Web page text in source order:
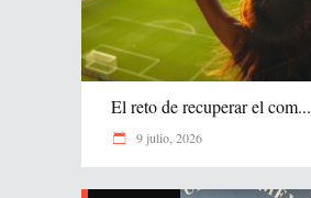
El reto de recuperar el com...
9 julio, 2026